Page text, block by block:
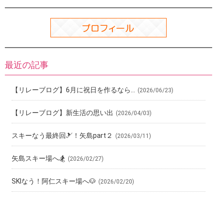
最近の記事
【リレーブログ】6月に祝日を作るなら… (2026/06/23)
【リレーブログ】新生活の思い出 (2026/04/03)
スキーなう最終回🎿！矢島part２ (2026/03/11)
矢島スキー場へ🏂 (2026/02/27)
SKIなう！阿仁スキー場へ🐶 (2026/02/20)